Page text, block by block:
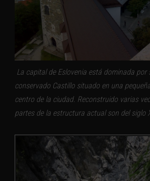
La capital de Eslovenia está dominada por
conservado Castillo situado en una
centro de la ciudad. Reconstruido varias
partes de la estructura actual son del siglo